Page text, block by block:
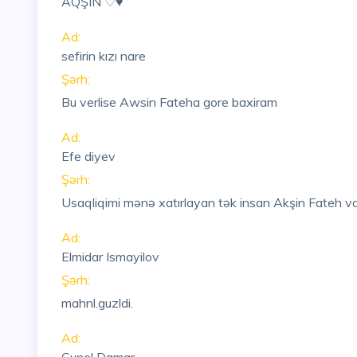
Ad:
sefirin kızı nare
Şərh:
Bu verlise Awsin Fateha gore baxiram
Ad:
Efe diyev
Şərh:
Usaqliqimi mənə xatırlayan tək insan Akşin Fateh
Ad:
Elmidar Ismayilov
Şərh:
mahnl.guzldi.
Ad: